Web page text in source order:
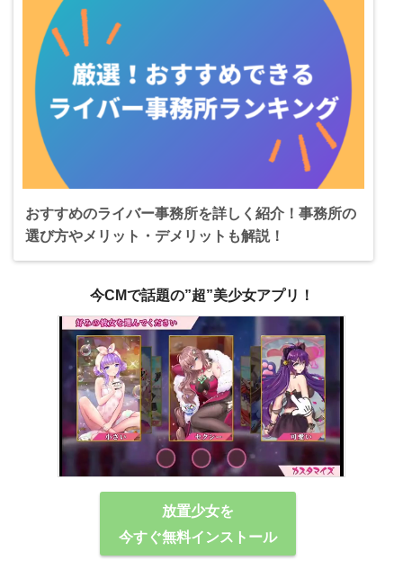
おすすめのライバー事務所を詳しく紹介！事務所の
選び方やメリット・デメリットも解説！
今CMで話題の”超”美少女アプリ！
放置少女を
今すぐ無料インストール